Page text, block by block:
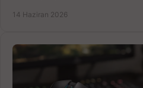
14 Haziran 2026